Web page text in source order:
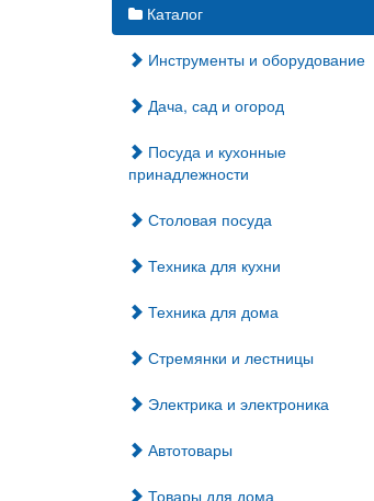
Каталог
Инструменты и оборудование
Дача, сад и огород
Посуда и кухонные
принадлежности
Столовая посуда
Техника для кухни
Техника для дома
Стремянки и лестницы
Электрика и электроника
Автотовары
Товары для дома